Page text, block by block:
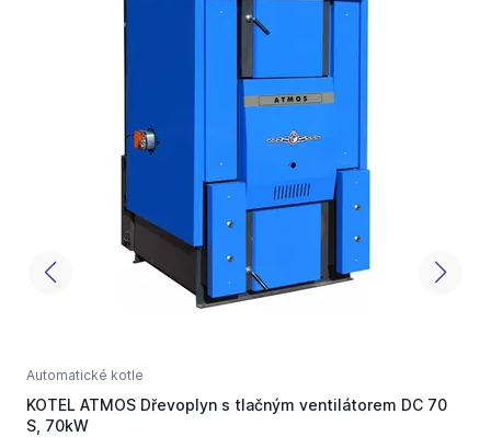
Automatické kotle
KOTEL ATMOS Dřevoplyn s tlačným ventilátorem DC 70
S, 70kW